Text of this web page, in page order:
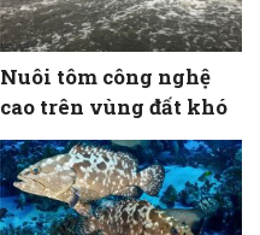
Nuôi tôm công nghệ
cao trên vùng đất khó